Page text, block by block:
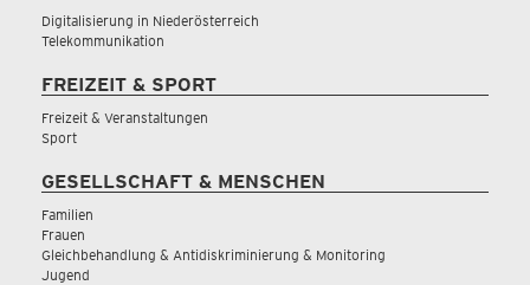
Digitalisierung in Niederösterreich
Telekommunikation
FREIZEIT & SPORT
Freizeit & Veranstaltungen
Sport
GESELLSCHAFT & MENSCHEN
Familien
Frauen
Gleichbehandlung & Antidiskriminierung & Monitoring
Jugend